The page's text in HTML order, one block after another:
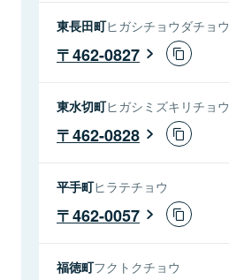
東長田町ヒガシチョウダチョウ
462-0827
東水切町ヒガシミズキリチョウ
462-0828
平手町ヒラテチョウ
462-0057
福徳町フクトクチョウ